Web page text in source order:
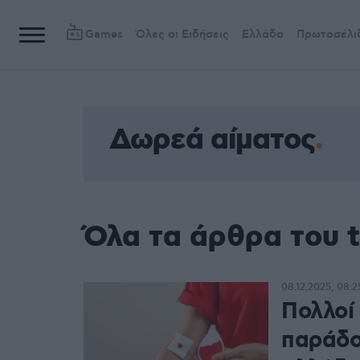
Games Όλες οι Ειδήσεις Ελλάδα
Δωρεά αίματος
Όλα τα άρθρα του
08.12.2025,